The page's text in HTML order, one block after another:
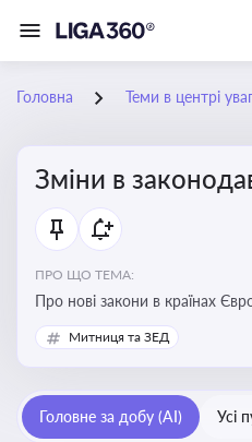
Головна Теми в центрі
Зміни в
ПРО ЩО ТЕМА:
Про нові закони в країнах
впливають на умови торгівлі,
інтеграції та перспективу
Митниця та ЗЕД
Головне за добу (AI) Усі